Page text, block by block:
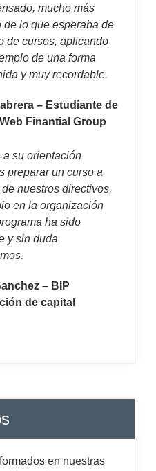
mucho más
de lo que esperaba de
de cursos, aplicando
de una forma
y muy recordable.
– Estudiante de
Finantial Group
a su orientación
preparar un curso a
nuestros directivos,
en la organización
ha sido
y sin duda
– BIP
de capital
en nuestras